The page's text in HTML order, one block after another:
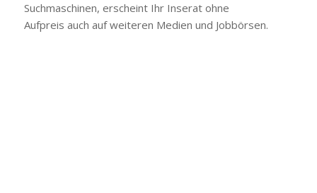
Suchmaschinen, erscheint Ihr Inserat ohne
Aufpreis auch auf weiteren Medien und Jobbörsen.